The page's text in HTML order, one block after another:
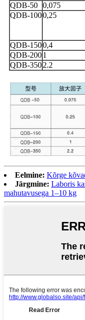
QDB-50 0,075
QDB-1000,25
QDB-1500,4
QDB-2001
QDB-3502.2
Eelmine: Kõrge
Järgmine: Laboris
mahutavusega 1–10 kg